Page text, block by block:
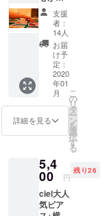
popoloがあ
るような存
在になって
いきたいと
考えており
ます。
としてはメ
ディアに取
り上げてい
届けし
ます）
巾着の
サイズ
W170×
H260m
m こ
ちらに
なりま
すので
よろし
しま
す。 巾
着のサ
イズ
W170×
H260m
m こ
ちらに
なりま
すので
よろし
るとい
いこと
メッ
セージ
カード
popolo
巾着＋
台湾応
援横断
幕に名
前記載
1ヶ月待
気占い
師
(popolo
おつな
ぎの人)
支援
者：
14人
お届
け予
定：
2020
年01
月
詳細を見る
こ
の
リ
タ
ー
ン
を
選
択
す
る
5,4
00 円
残り26
ciel大人
気ピア